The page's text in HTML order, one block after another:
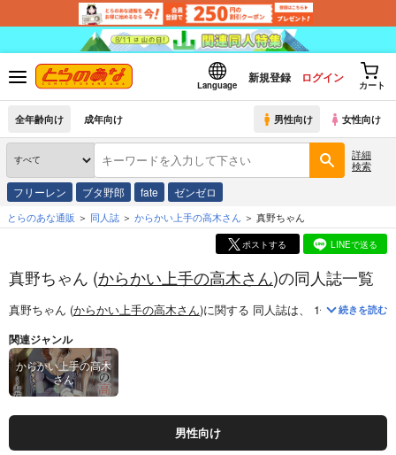
Language
新規登録 ログイン
カート
全年齢向け 成年向け 男性向け 女性向け
詳細
検索
フリーレン ブタ野郎 fate ゼンゼロ
とらのあな通販 同人誌 からかい上手の高木さん 真野ちゃん
ポストする LINEで送る
真野ちゃん (からかい上手の高木さん)の同人誌一覧
真野ちゃん (からかい上手の高木さん)に関する 同人誌は、 1件お取り扱い
続きを読む
関連ジャンル
からかい上手の高木
さん
男性向け